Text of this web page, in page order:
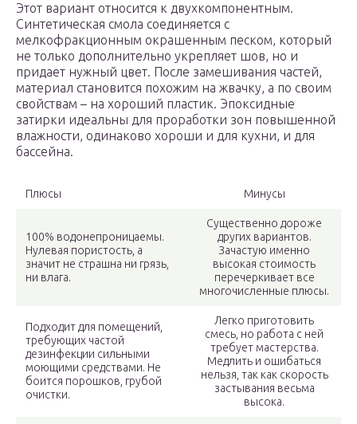
Этот вариант относится к двухкомпонентным.
Синтетическая смола соединяется с
мелкофракционным окрашенным песком, который
не только дополнительно укрепляет шов, но и
придает нужный цвет. После замешивания частей,
материал становится похожим на жвачку, а по своим
свойствам – на хороший пластик. Эпоксидные
затирки идеальны для проработки зон повышенной
влажности, одинаково хороши и для кухни, и для
бассейна.
Плюсы Минусы
100% водонепроницаемы.
Нулевая пористость, а
значит не страшна ни грязь,
ни влага.
Существенно дороже
других вариантов.
Зачастую именно
высокая стоимость
перечеркивает все
многочисленные плюсы.
Подходит для помещений,
требующих частой
дезинфекции сильными
моющими средствами. Не
боится порошков, грубой
очистки.
Легко приготовить
смесь, но работа с ней
требует мастерства.
Медлить и ошибаться
нельзя, так как скорость
застывания весьма
высока.